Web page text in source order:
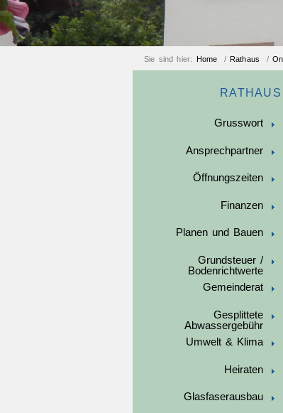
Sie sind hier: Home / Rathaus /
RATHAUS
Grusswort
Ansprechpartner
Öffnungszeiten
Finanzen
Planen und Bauen
Grundsteuer /
Bodenrichtwerte
Gemeinderat
Gesplittete
Abwassergebühr
Umwelt & Klima
Heiraten
Glasfaserausbau